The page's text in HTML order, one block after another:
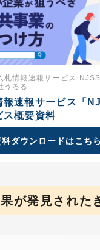
札情報速報サービス
うるる
報速報サービス「
ス概要資料
料ダウンロードはこちら
が発見された